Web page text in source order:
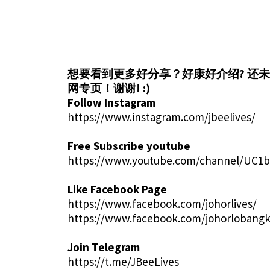
想要看到更多好分享？好康好介绍? 还
网专页！谢谢! :)
Follow Instagram
https://www.instagram.com/jbeelives/
Free Subscribe youtube
https://www.youtube.com/channel/
Like Facebook Page
https://www.facebook.com/johorlives/
https://www.facebook.com/
Join Telegram
https://t.me/JBeeLives